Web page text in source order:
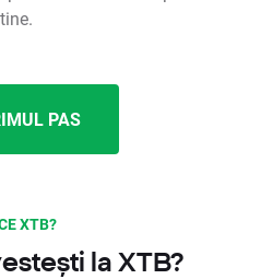
tine.
PAS
XTB?
la XTB?